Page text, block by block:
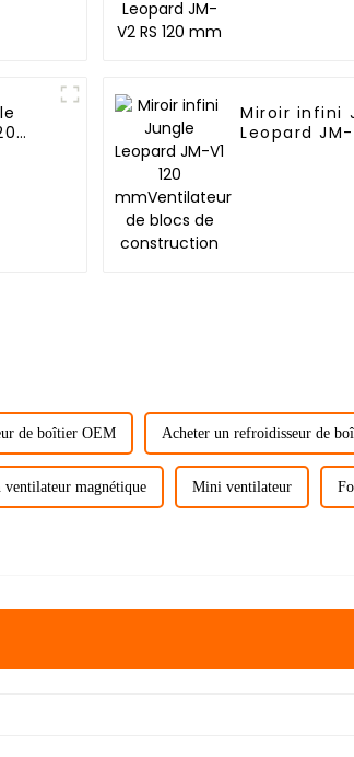
Miroir infini
Leopard JM-
de boîtier OEM Acheter un refroidisseur de
ventilateur magnétique Mini ventilateur